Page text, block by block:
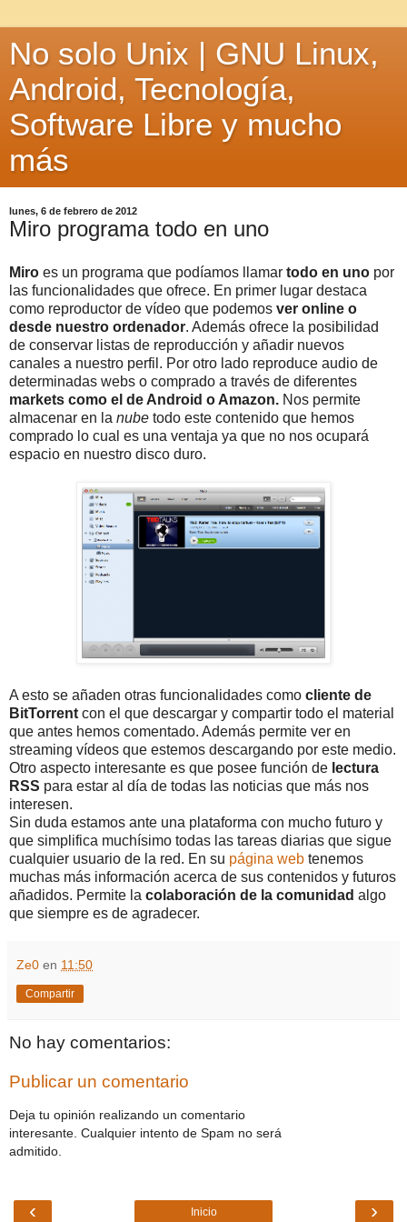
No solo Unix | GNU Linux,
Android, Tecnología,
Software Libre y mucho
más
lunes, 6 de febrero de 2012
Miro programa todo en uno
Miro es un programa que podíamos llamar todo en uno por
las funcionalidades que ofrece. En primer lugar destaca
como reproductor de vídeo que podemos ver online o
desde nuestro ordenador. Además ofrece la posibilidad
de conservar listas de reproducción y añadir nuevos
canales a nuestro perfil. Por otro lado reproduce audio de
determinadas webs o comprado a través de diferentes
markets como el de Android o Amazon. Nos permite
almacenar en la nube todo este contenido que hemos
comprado lo cual es una ventaja ya que no nos ocupará
espacio en nuestro disco duro.
A esto se añaden otras funcionalidades como cliente de
BitTorrent con el que descargar y compartir todo el material
que antes hemos comentado. Además permite ver en
streaming vídeos que estemos descargando por este medio.
Otro aspecto interesante es que posee función de lectura
RSS para estar al día de todas las noticias que más nos
interesen.
Sin duda estamos ante una plataforma con mucho futuro y
que simplifica muchísimo todas las tareas diarias que sigue
cualquier usuario de la red. En su página web tenemos
muchas más información acerca de sus contenidos y futuros
añadidos. Permite la colaboración de la comunidad algo
que siempre es de agradecer.
Ze0 en 11:50
Compartir
No hay comentarios:
Publicar un comentario
Deja tu opinión realizando un comentario
interesante. Cualquier intento de Spam no será
admitido.
‹ ›
Inicio